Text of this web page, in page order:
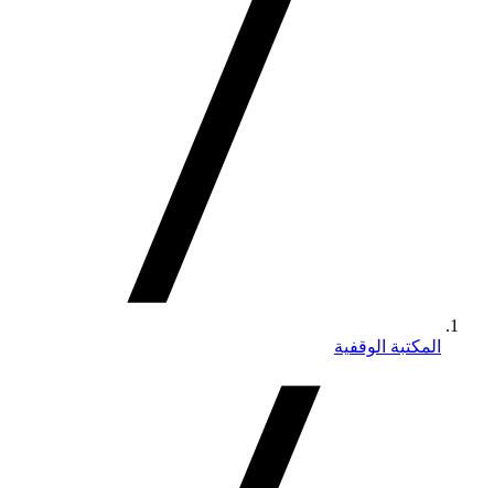
المكتبة الوقفية